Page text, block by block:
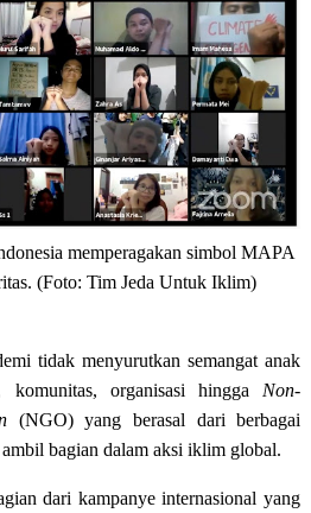
memperagakan simbol MAPA
(Foto: Tim Jeda Untuk Iklim)
tidak menyurutkan semangat anak
organisasi hingga Non-
(NGO) yang berasal dari berbagai
bagian dalam aksi iklim global.
dari kampanye internasional yang